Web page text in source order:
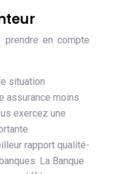
en compte
situation
assurance moins
exercez une
rapport qualité-
La Banque